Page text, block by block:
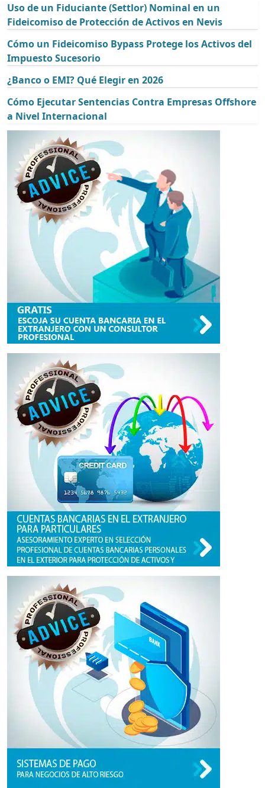
Uso de un Fiduciante (Settlor) Nominal en un
Fideicomiso de Protección de Activos en Nevis
Cómo un Fideicomiso Bypass Protege los Activos del
Impuesto Sucesorio
¿Banco o EMI? Qué Elegir en 2026
Cómo Ejecutar Sentencias Contra Empresas Offshore
a Nivel Internacional